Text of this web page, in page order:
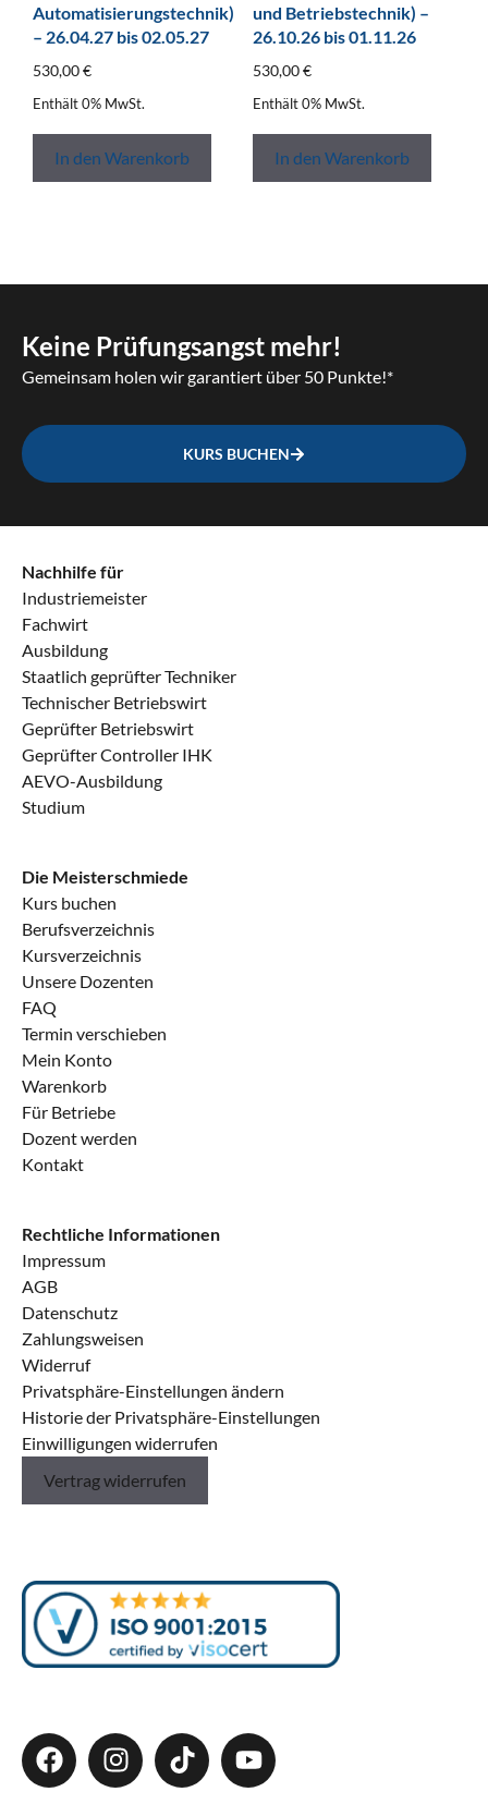
Automatisierungstechnik)
– 26.04.27 bis 02.05.27
530,00€
Enthält 0% MwSt.
In den Warenkorb
und Betriebstechnik) –
26.10.26 bis 01.11.26
530,00€
Enthält 0% MwSt.
In den Warenkorb
Keine Prüfungsangst mehr!
Gemeinsam holen wir garantiert über 50 Punkte!*
KURS BUCHEN
Nachhilfe für
Industriemeister
Fachwirt
Ausbildung
Staatlich geprüfter Techniker
Technischer Betriebswirt
Geprüfter Betriebswirt
Geprüfter Controller IHK
AEVO-Ausbildung
Studium
Die Meisterschmiede
Kurs buchen
Berufsverzeichnis
Kursverzeichnis
Unsere Dozenten
FAQ
Termin verschieben
Mein Konto
Warenkorb
Für Betriebe
Dozent werden
Kontakt
Rechtliche Informationen
Impressum
AGB
Datenschutz
Zahlungsweisen
Widerruf
Privatsphäre-Einstellungen ändern
Historie der Privatsphäre-Einstellungen
Einwilligungen widerrufen
Vertrag widerrufen